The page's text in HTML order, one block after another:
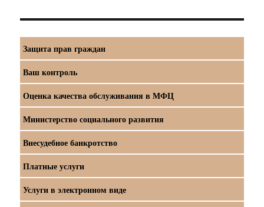
Защита прав граждан
Ваш контроль
Оценка качества обслуживания в МФЦ
Министерство социального развития
Внесудебное банкротство
Платные услуги
Услуги в электронном виде